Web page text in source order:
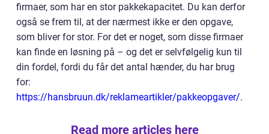
firmaer, som har en stor pakkekapacitet. Du kan derfor
også se frem til, at der nærmest ikke er den opgave,
som bliver for stor. For det er noget, som disse firmaer
kan finde en løsning på – og det er selvfølgelig kun til
din fordel, fordi du får det antal hænder, du har brug
for:
https://hansbruun.dk/reklameartikler/pakkeopgaver/.
Read more articles here